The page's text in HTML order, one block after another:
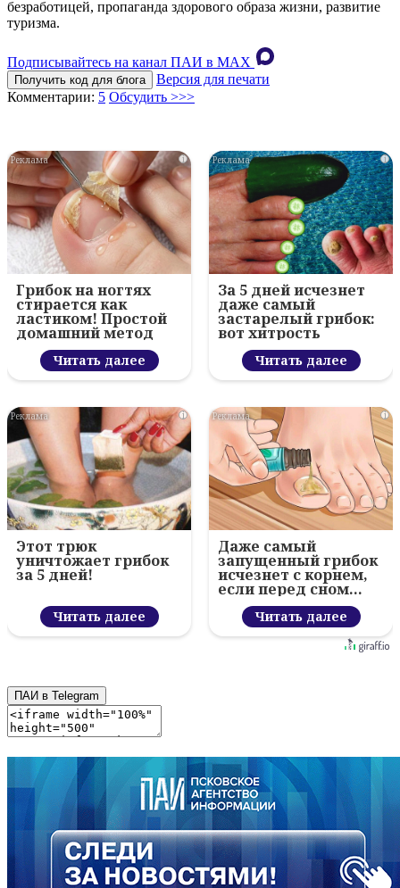
безработицей, пропаганда здорового образа жизни, развитие
туризма.
Подписывайтесь на канал ПАИ в MAХ
Получить код для блога
Версия для печати
Комментарии: 5 Обсудить >>>
i
Грибок на ногтях
стирается как
ластиком! Простой
домашний метод
Читать далее
i
За 5 дней исчезнет
даже самый
застарелый грибок:
вот хитрость
Читать далее
i
Этот трюк
уничтожает грибок
за 5 дней!
Читать далее
i
Даже самый
запущенный грибок
исчезнет с корнем,
если перед сном…
Читать далее
ПАИ в Telegram